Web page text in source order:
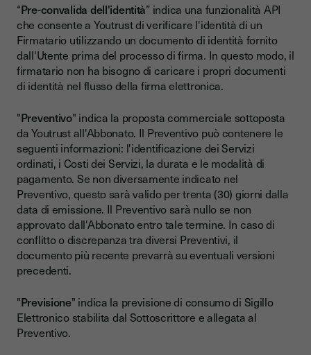
“Pre-convalida dell'identità” indica una funzionalità API
che consente a Youtrust di verificare l'identità di un
Firmatario utilizzando un documento di identità fornito
dall'Utente prima del processo di firma. In questo modo, il
firmatario non ha bisogno di caricare i propri documenti
di identità nel flusso della firma elettronica.
"Preventivo" indica la proposta commerciale sottoposta
da Youtrust all'Abbonato. Il Preventivo può contenere le
seguenti informazioni: l'identificazione dei Servizi
ordinati, i Costi dei Servizi, la durata e le modalità di
pagamento. Se non diversamente indicato nel
Preventivo, questo sarà valido per trenta (30) giorni dalla
data di emissione. Il Preventivo sarà nullo se non
approvato dall'Abbonato entro tale termine. In caso di
conflitto o discrepanza tra diversi Preventivi, il
documento più recente prevarrà su eventuali versioni
precedenti.
"Previsione" indica la previsione di consumo di Sigillo
Elettronico stabilita dal Sottoscrittore e allegata al
Preventivo.